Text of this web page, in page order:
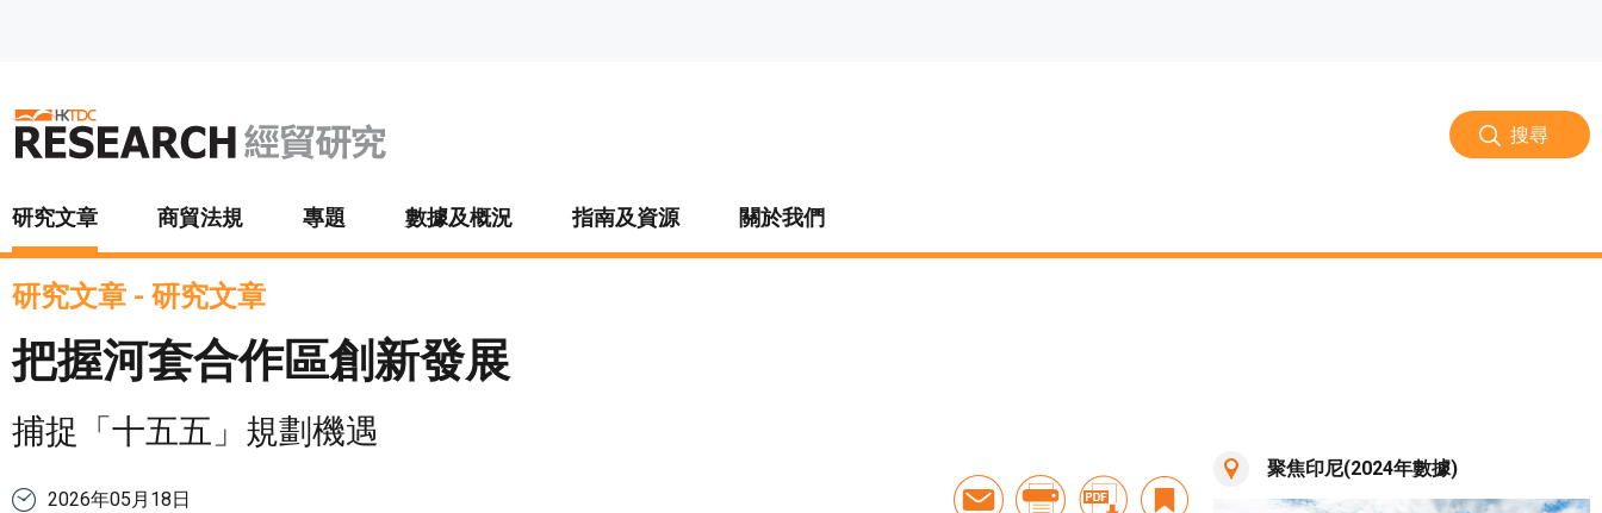
搜尋
研究文章 商貿法規 專題 數據及概況 指南及資源 關於我們
研究文章 - 研究文章
把握河套合作區創新發展
捕捉「十五五」規劃機遇
2026年05月18日
聚焦印尼(2024年數據)